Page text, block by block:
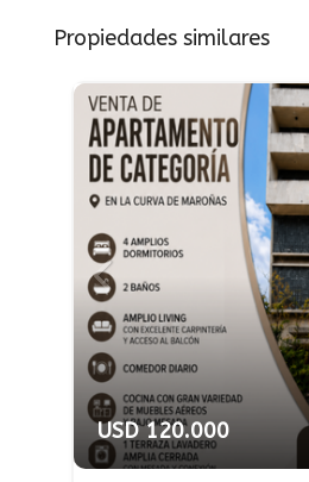
Propiedades similares
USD 120.000